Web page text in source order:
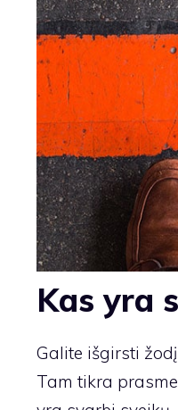
Kas yra
Galite išgirsti
Tam tikra